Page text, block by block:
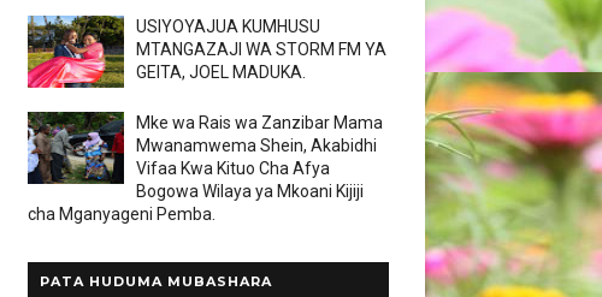
USIYOYAJUA KUMHUSU
MTANGAZAJI WA STORM FM YA
GEITA, JOEL MADUKA.
Mke wa Rais wa Zanzibar Mama
Mwanamwema Shein, Akabidhi
Vifaa Kwa Kituo Cha Afya
Bogowa Wilaya ya Mkoani Kijiji
cha Mganyageni Pemba.
PATA HUDUMA MUBASHARA